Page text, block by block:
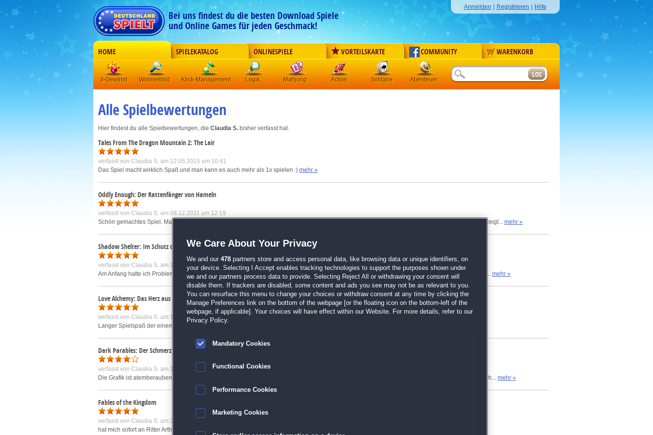
Bei uns findest du die besten Download Spiele
und Online Games für jeden Geschmack!
Anmelden Registrieren Hilfe
HOME SPIELEKATALOG ONLINESPIELE VORTEILSKARTE COMMUNITY WARENKORB
3-Gewinnt Wimmelbild Klick-Management Logik Mahjong Action Solitaire Abenteuer
Alle Spielbewertungen
Hier findest du alle Spielbewertungen, die Claudia S. bisher verfasst hat.
Tales From The Dragon Mountain 2: The Lair
verfasst von Claudia S. am 12.05.2015 um 10:41
Das Spiel macht wirklich Spaß und man kann es auch mehr als 1x spielen :) mehr »
Oddly Enough: Der Rattenfänger von Hameln
verfasst von Claudia S. am 08.12.2011 um 12:19
Schön gemachtes Spiel. Mal anders aufgebaut wegen Teilen suchen als andere. Man muss Gegenstände suchen wo ein dunkler Schatten für angezeigt... mehr »
Shadow Shelter: Im Schutz der Schatten
verfasst von Claudia S. am 13.05.2015 um 19:37
Am Anfang hatte ich Probleme mit der Karte. Aber nach kurzer Zeit habe ich die Karte schätzen und zu handhaben gelernt. Bin anfangs immer ratlos... mehr »
Love Alchemy: Das Herz aus Eis
verfasst von Claudia S. am 12.05.2015 um 10:34
Langer Spielspaß der einem Freude bereitet. Man hat verschieden Aufgaben und muss immer neue Gebiete erforschen.
Dark Parables: Der Schmerz der Schneekönigin
verfasst von Claudia S. am 15.09.2015 um 15:58
Die Grafik ist atemberaubend, besonders bei den Videoszenen. Da könnte man meinen, dass man einen Kinderfilm ansieht. Das Spiel selber ist auch... mehr »
Fables of the Kingdom
verfasst von Claudia S. am 28.07.2016 um 16:30
hat mich sofort an Ritter Arthur erinnert. Ein total schönes Spiel was auch wie der Ritter Spaß macht. Man hört sogar das Holz hacken xD
We Care About Your Privacy
We and our 478 partners store and access personal data, like browsing data or unique identifiers, on
your device. Selecting I Accept enables tracking technologies to support the purposes shown under
we and our partners process data to provide. Selecting Reject All or withdrawing your consent will
disable them. If trackers are disabled, some content and ads you see may not be as relevant to you.
You can resurface this menu to change your choices or withdraw consent at any time by clicking the
Manage Preferences link on the bottom of the webpage [or the floating icon on the bottom-left of the
webpage, if applicable]. Your choices will have effect within our Website. For more details, refer to our
Privacy Policy.
Mandatory Cookies
Functional Cookies
Performance Cookies
Marketing Cookies